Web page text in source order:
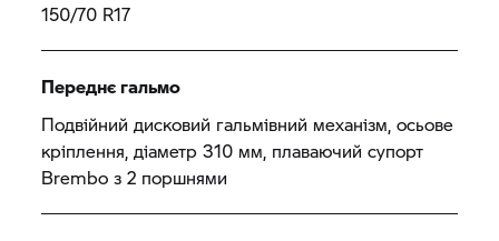
150/70 R17
Переднє гальмо
Подвійний дисковий гальмівний механізм, осьове
кріплення, діаметр 310 мм, плаваючий супорт
Brembo з 2 поршнями